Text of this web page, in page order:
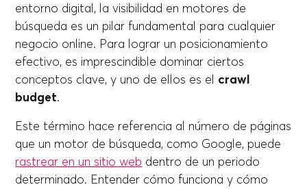
entorno digital, la visibilidad en motores de
búsqueda es un pilar fundamental para cualquier
negocio online. Para lograr un posicionamiento
efectivo, es imprescindible dominar ciertos
conceptos clave, y uno de ellos es el crawl
budget.
Este término hace referencia al número de páginas
que un motor de búsqueda, como Google, puede
rastrear en un sitio web dentro de un periodo
determinado. Entender cómo funciona y cómo